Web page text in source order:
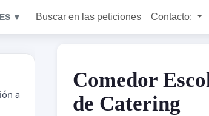
ES ▼ Buscar en las peticiones Contacto:
Comedor
de Catering
a